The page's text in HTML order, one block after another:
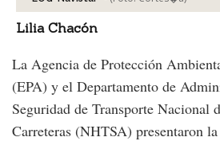
Lilia Chacón
La Agencia de Protección
(EPA) y el Departamento de
Seguridad de Transporte Nacional
Carreteras (NHTSA) presentaron